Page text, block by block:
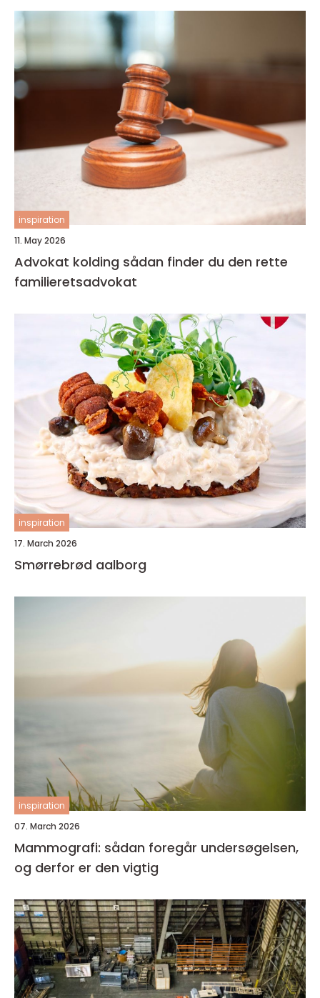
inspiration
11. May 2026
Advokat kolding sådan finder du den rette
familieretsadvokat
inspiration
17. March 2026
Smørrebrød aalborg
inspiration
07. March 2026
Mammografi: sådan foregår undersøgelsen,
og derfor er den vigtig